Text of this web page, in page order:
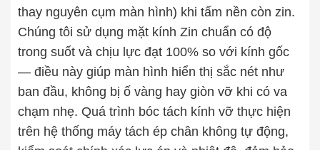
thay nguyên cụm màn hình) khi tấm nền còn zin.
Chúng tôi sử dụng mặt kính Zin chuẩn có độ
trong suốt và chịu lực đạt 100% so với kính gốc
— điều này giúp màn hình hiển thị sắc nét như
ban đầu, không bị ố vàng hay giòn vỡ khi có va
chạm nhẹ. Quá trình bóc tách kính vỡ thực hiện
trên hệ thống máy tách ép chân không tự động,